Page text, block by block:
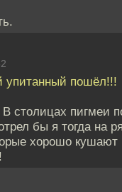
упитанный пошёл!!!
В столицах пигмеи
бы я тогда на
хорошо кушают